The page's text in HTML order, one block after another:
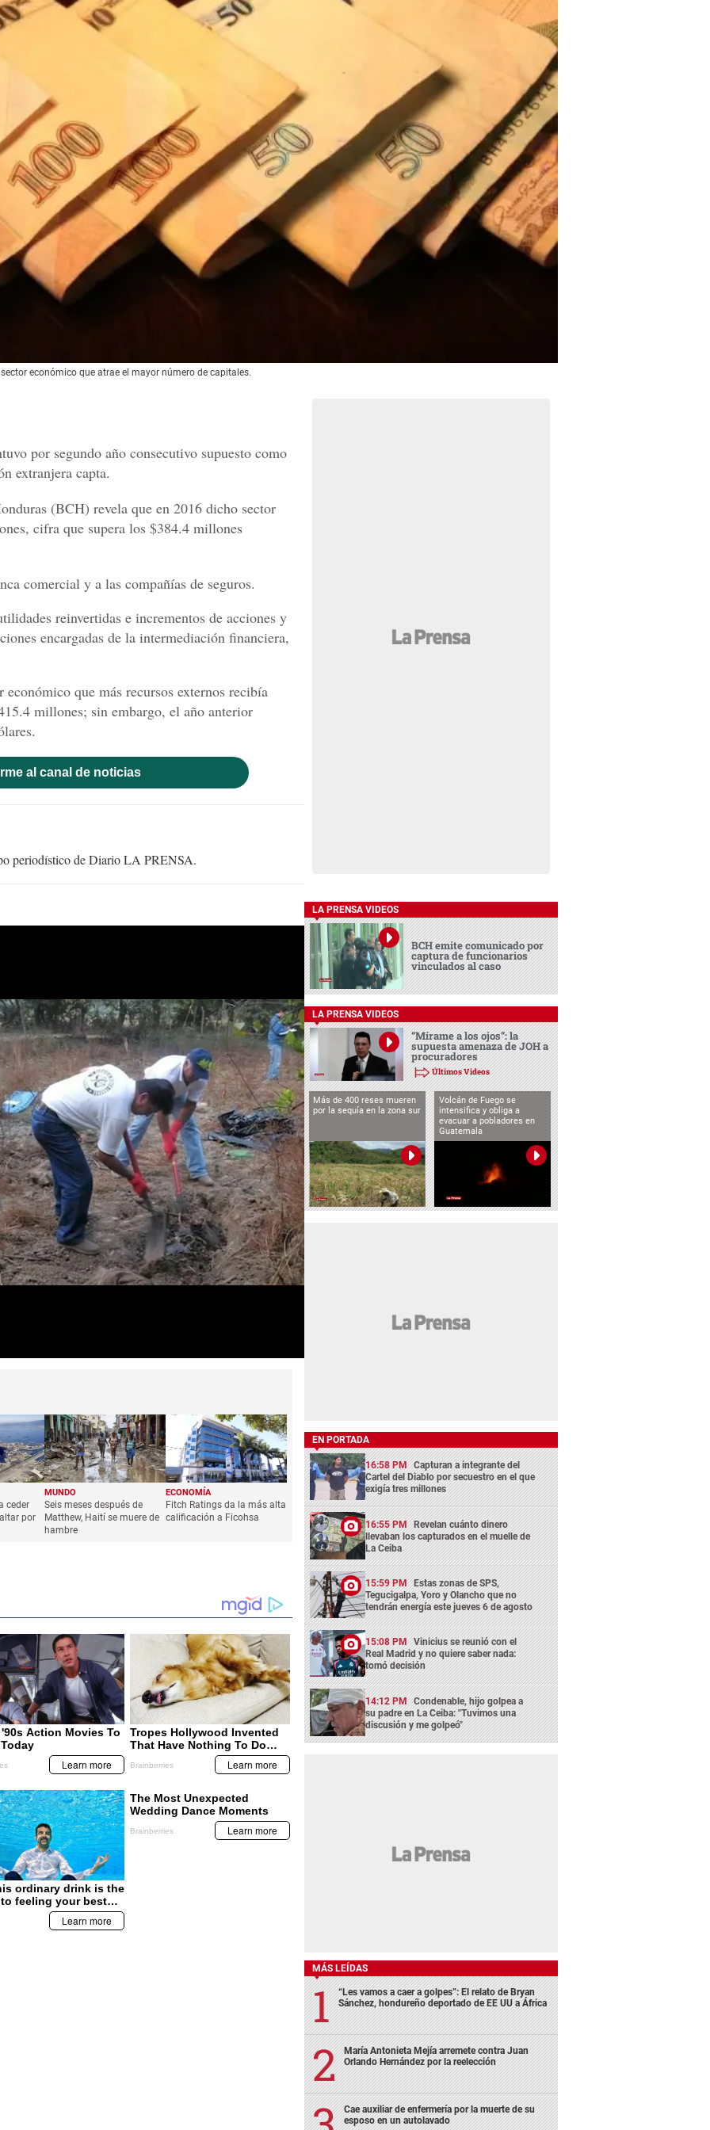
económico que atrae el mayor número de capitales.
por segundo año consecutivo supuesto como
extranjera capta.
(BCH) revela que en 2016 dicho sector
cifra que supera los $384.4 millones
comercial y a las compañías de seguros.
reinvertidas e incrementos de acciones y
encargadas de la intermediación financiera,
que más recursos externos recibía
millones; sin embargo, el año anterior
al canal de noticias
periodístico de Diario LA PRENSA.
ceder
por
MUNDO
Seis meses después de
Matthew, Haití se muere de
hambre
ECONOMÍA
Fitch Ratings da la más alta
calificación a Ficohsa
LA PRENSA VIDEOS
BCH emite comunicado por
captura de funcionarios
vinculados al caso
LA PRENSA VIDEOS
“Mírame a los ojos”: la
supuesta amenaza de JOH a
procuradores
Últimos Videos
Más de 400 reses mueren
por la sequía en la zona sur
Volcán de Fuego se
intensifica y obliga a
evacuar a pobladores en
Guatemala
EN PORTADA
16:58 PM Capturan a integrante del
Cartel del Diablo por secuestro en el que
exigía tres millones
16:55 PM Revelan cuánto dinero
llevaban los capturados en el muelle de
La Ceiba
15:59 PM Estas zonas de SPS,
Tegucigalpa, Yoro y Olancho que no
tendrán energía este jueves 6 de agosto
15:08 PM Vinicius se reunió con el
Real Madrid y no quiere saber nada:
tomó decisión
14:12 PM Condenable, hijo golpea a
su padre en La Ceiba: "Tuvimos una
discusión y me golpeó"
MÁS LEÍDAS
“Les vamos a caer a golpes”: El relato de Bryan
Sánchez, hondureño deportado de EE UU a África
María Antonieta Mejía arremete contra Juan
Orlando Hernández por la reelección
Cae auxiliar de enfermería por la muerte de su
esposo en un autolavado